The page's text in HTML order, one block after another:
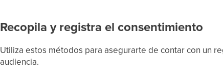
Recopila y registra el consentimiento
Utiliza estos métodos para asegurarte de contar con un
audiencia.